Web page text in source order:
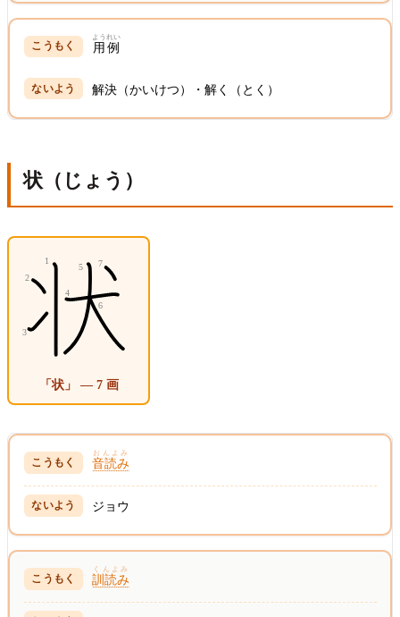
用例
ようれい
解決（かいけつ）・解く（とく）
状（じょう）
「状」 — 7 画
音読み
おんよみ
ジョウ
訓読み
くんよみ